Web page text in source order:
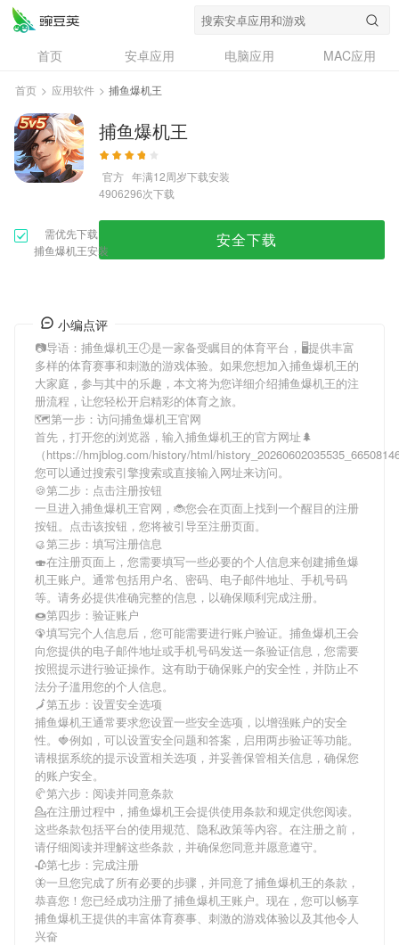
首页 安卓应用 电脑应用
MAC应用
资讯
专题
问答
首页 > 应用软件 > 捕鱼爆机王
捕鱼爆机王
官方 年满12周岁下载安装
4906296次下载
需优先下载
捕鱼爆机王安装
安全下载
小编点评
📷导语： 捕鱼爆机王🕗是一家备受瞩目的体育平台，🖥提供丰富
多样的体育赛事和刺激的游戏体验。如果您想加入捕鱼爆机王的
大家庭，参与其中的乐趣，本文将为您详细介绍捕鱼爆机王的注
册流程，让您轻松开启精彩的体育之旅。
🗺第一步：访问捕鱼爆机王官网
首先，打开您的浏览器，输入捕鱼爆机王的官方网址🌲
（https://hmjblog.com/history/html/
您可以通过搜索引擎搜索或直接输入网址来访问。
🍪第二步：点击注册按钮
一旦进入捕鱼爆机王官网，🐞您会在页面上找到一个醒目的注册
按钮。点击该按钮，您将被引导至注册页面。
🥮第三步：填写注册信息
🍣在注册页面上，您需要填写一些必要的个人信息来创建捕鱼爆
机王账户。通常包括用户名、密码、电子邮件地址、手机号码
等。请务必提供准确完整的信息，以确保顺利完成注册。
🍩第四步：验证账户
🦚填写完个人信息后，您可能需要进行账户验证。 捕鱼爆机王会
向您提供的电子邮件地址或手机号码发送一条验证信息，您需要
按照提示进行验证操作。这有助于确保账户的安全性，并防止不
法分子滥用您的个人信息。
🗾第五步：设置安全选项
捕鱼爆机王通常要求您设置一些安全选项，以增强账户的安全
性。🍓例如，可以设置安全问题和答案，启用两步验证等功能。
请根据系统的提示设置相关选项，并妥善保管相关信息，确保您
的账户安全。
🥐第六步：阅读并同意条款
💁在注册过程中， 捕鱼爆机王会提供使用条款和规定供您阅读。
这些条款包括平台的使用规范、隐私政策等内容。在注册之前，
请仔细阅读并理解这些条款，并确保您同意并愿意遵守。
🥀第七步：完成注册
🦋一旦您完成了所有必要的步骤，并同意了捕鱼爆机王的条款，
恭喜您！您已经成功注册了捕鱼爆机王账户。现在，您可以畅享
捕鱼爆机王提供的丰富体育赛事、刺激的游戏体验以及其他令人
兴奋